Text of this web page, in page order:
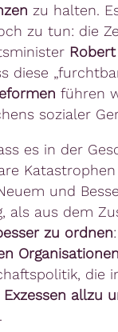
zu halten.
zu tun: die
diese
führen
sozialer
es in der
und
als aus dem
zu ordnen
Organisationen
die
Exzessen allzu
.